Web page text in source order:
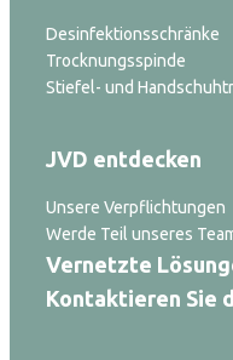
Desinfektionsschränke
Trocknungsspinde
Stiefel- und
JVD entdecken
Unsere Verpflichtungen
Werde Teil unseres
Vernetzte
Kontaktieren Sie